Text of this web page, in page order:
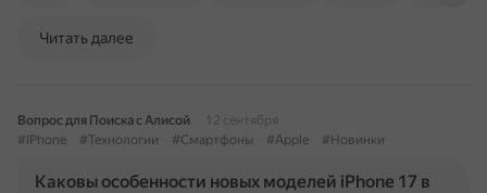
Читать далее
Вопрос для Поиска с Алисой
12 сентября
#IPhone
#Технологии #Смартфоны #Apple #Новинки
Каковы особенности новых моделей iPhone 17 в